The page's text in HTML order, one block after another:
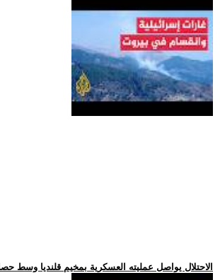
.. الاحتلال يواصل عمليته العسكرية بمخيم قلنديا وسط